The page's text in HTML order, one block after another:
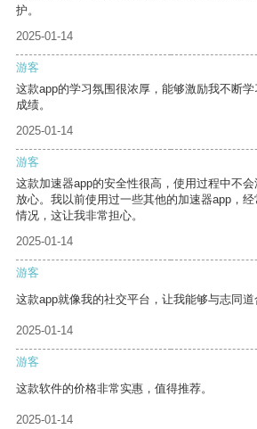
护。
2025-01-14
游客
这款app的学习氛围很浓厚，能够激励我不断
成绩。
2025-01-14
游客
这款加速器app的安全性很高，使用过程中不
放心。我以前使用过一些其他的加速器app，
情况，这让我非常担心。
2025-01-14
游客
这款app就像我的社交平台，让我能够与志同道
2025-01-14
游客
这款软件的价格非常实惠，值得推荐。
2025-01-14